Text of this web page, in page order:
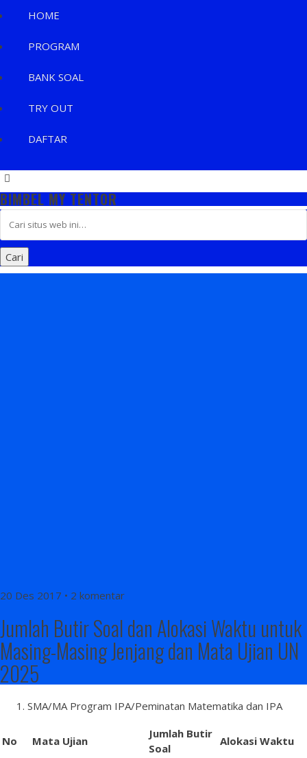
HOME
PROGRAM
BANK SOAL
TRY OUT
DAFTAR
BIMBEL MY TENTOR
20 Des 2017 • 2 komentar
Jumlah Butir Soal dan Alokasi Waktu untuk
Masing-Masing Jenjang dan Mata Ujian UN
2025
SMA/MA Program IPA/Peminatan Matematika dan IPA
No Mata Ujian
Jumlah Butir
Soal
Alokasi Waktu